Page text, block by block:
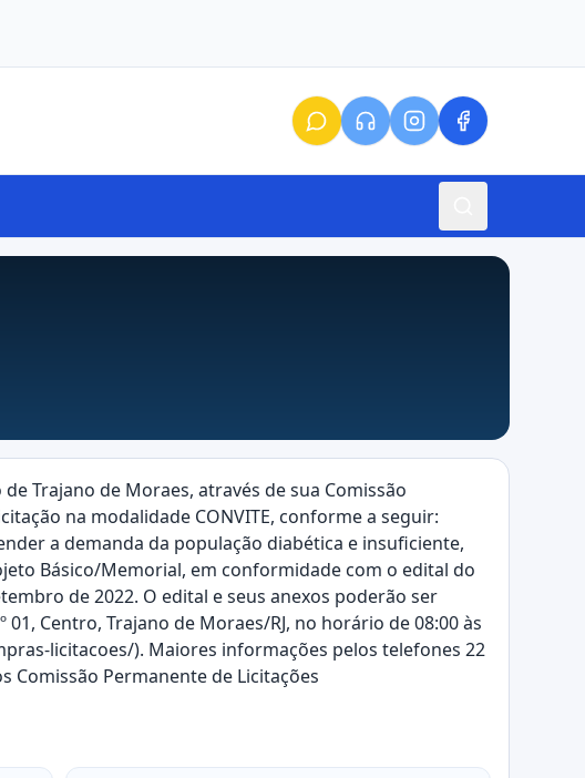
de Trajano de Moraes, através de sua Comissão
na modalidade CONVITE, conforme a seguir:
a demanda da população diabética e insuficiente,
Básico/Memorial, em conformidade com o edital do
de 2022. O edital e seus anexos poderão ser
Centro, Trajano de Moraes/RJ, no horário de 08:00 às
licitacoes/). Maiores informações pelos telefones 22
Comissão Permanente de Licitações